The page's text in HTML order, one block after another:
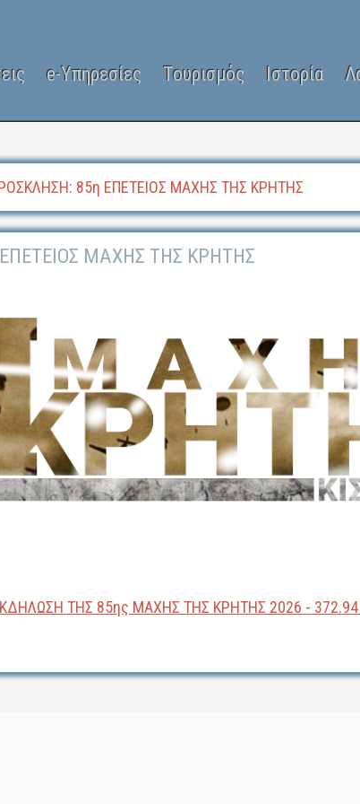
e-Υπηρεσίες Τουρισμός Ιστορία
85η ΕΠΕΤΕΙΟΣ ΜΑΧΗΣ ΤΗΣ ΚΡΗΤΗΣ
ΜΑΧΗΣ ΤΗΣ ΚΡΗΤΗΣ
ΤΗΣ 85ης ΜΑΧΗΣ ΤΗΣ ΚΡΗΤΗΣ 2026 - 372.94